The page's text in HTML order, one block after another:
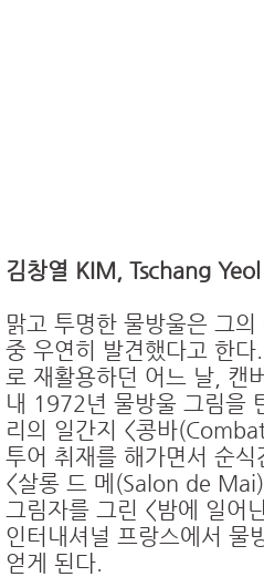
김창열 KIM, Tschang
맑고 투명한 물방울은 그
중 우연히 발견했다고 한
로 재활용하던 어느 날, 캔
내 1972년 물방울 그림을
리의 일간지 <콩바
투어 취재를 해가면서 순
<살롱 드 메(Salon de
그림자를 그린 <밤에 일
인터내셔널 프랑스에서 물
얻게 된다.